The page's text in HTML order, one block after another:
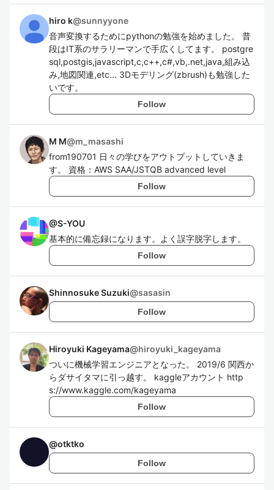
hiro k@sunnyyone
音声変換するためにpythonの勉強を始めました。 普
段はIT系のサラリーマンで手広くしてます。 postgre
sql,postgis,javascript,c,c++,c#,vb,.net,java,組み込
み,地図関連,etc... 3Dモデリング(zbrush)も勉強した
いです。
Follow
M M@m_masashi
from190701 日々の学びをアウトプットしていきま
す。 資格：AWS SAA/JSTQB advanced level
Follow
@S-YOU
基本的に備忘録になります。よく誤字脱字します。
Follow
Shinnosuke Suzuki@sasasin
Follow
Hiroyuki Kageyama@hiroyuki_kageyama
ついに機械学習エンジニアとなった。 2019/6 関西か
らダサイタマに引っ越す。 kaggleアカウント http
s://www.kaggle.com/kageyama
Follow
@otktko
Follow